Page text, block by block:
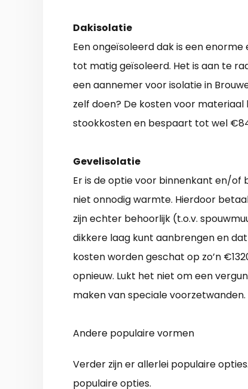
Dakisolatie
Een ongeïsoleerd dak is een
tot matig geïsoleerd. Het is aan te
een aannemer voor isolatie in
zelf doen? De kosten voor materiaal
stookkosten en bespaart tot wel
Gevelisolatie
Er is de optie voor binnenkant en/of
niet onnodig warmte. Hierdoor
zijn echter behoorlijk (t.o.v.
dikkere laag kunt aanbrengen en
kosten worden geschat op zo’n
opnieuw. Lukt het niet om een
maken van speciale voorzetwanden.
Andere populaire vormen
Verder zijn er allerlei populaire
populaire opties.